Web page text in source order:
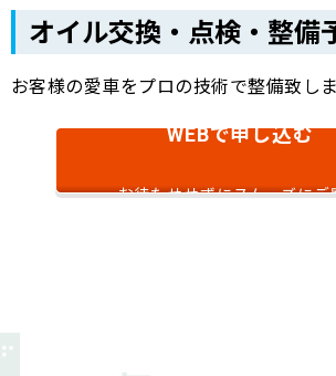
オイル交換・点検・整備
お客様の愛車をプロの技術で整備致し
WEBで申し込む
お待たせせずにスムーズにご